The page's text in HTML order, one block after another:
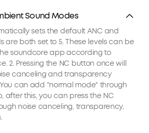
Sound Modes
sets the default ANC and
are both set to 5. These levels can be
soundcore app according to
2. Pressing the NC button once will
canceling and transparency
can add "normal mode" through
after this, you can press the NC
noise canceling, transparency,